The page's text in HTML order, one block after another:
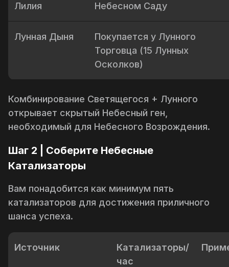
Лилия
Небесном Саду
Лунная Дыня
Покупается у Лунного
Торговца (15 Лунных
Осколков)
Комбинирование Светящегося + Лунного
открывает скрытый Небесный ген,
необходимый для Небесного Возрождения.
Шаг 2 | Соберите Небесные
Катализаторы
Вам понадобится как минимум пять
катализаторов для достижения приличного
шанса успеха.
Источник
Катализаторы/
час